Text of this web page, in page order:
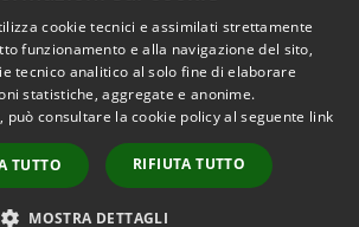
Copyright © 2026 • Comune di
Alleghe • Powered by
Municipium•
Accesso
redazione
cookie tecnici e assimilati strettamente
funzionamento e alla navigazione del sito,
tecnico analitico al solo fine di elaborare
statistiche, aggregate e anonime.
può consultare la cookie policy al seguente link
TUTTO RIFIUTA TUTTO
MOSTRA DETTAGLI